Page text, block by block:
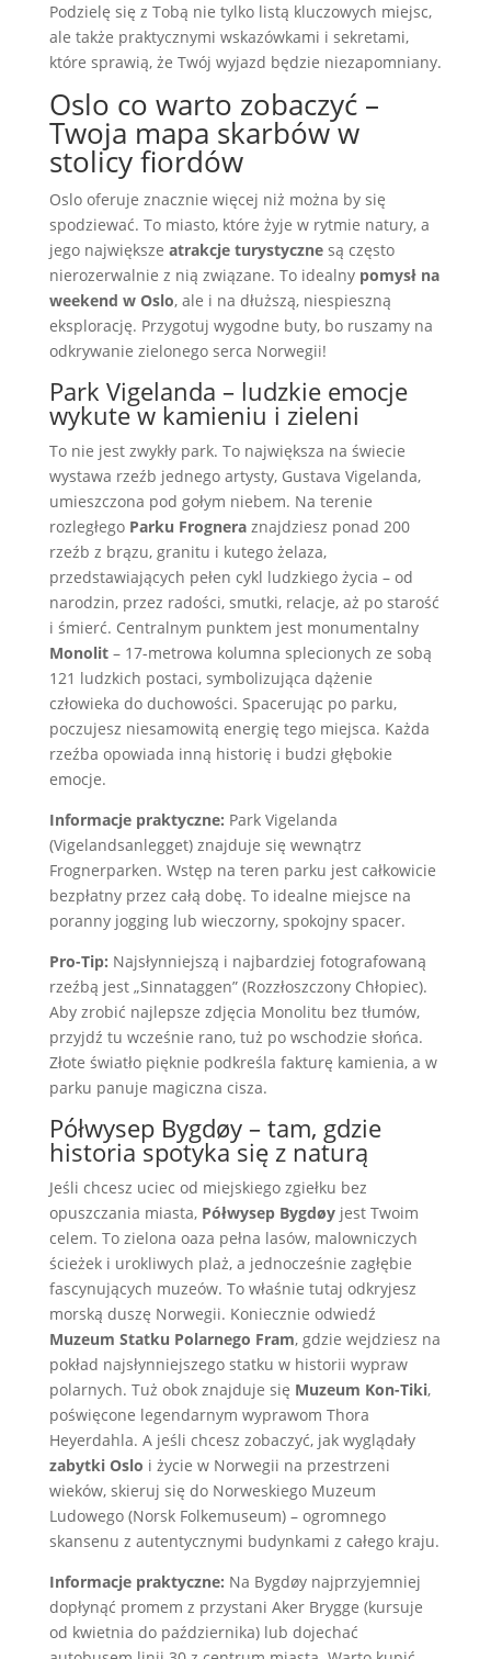
Podzielę się z Tobą nie tylko listą kluczowych miejsc,
ale także praktycznymi wskazówkami i sekretami,
które sprawią, że Twój wyjazd będzie niezapomniany.
Oslo co warto zobaczyć –
Twoja mapa skarbów w
stolicy fiordów
Oslo oferuje znacznie więcej niż można by się
spodziewać. To miasto, które żyje w rytmie natury, a
jego największe atrakcje turystycznesą często
nierozerwalnie z nią związane. To idealny pomysł na
weekend w Oslo, ale i na dłuższą, niespieszną
eksplorację. Przygotuj wygodne buty, bo ruszamy na
odkrywanie zielonego serca Norwegii!
Park Vigelanda – ludzkie emocje
wykute w kamieniu i zieleni
To nie jest zwykły park. To największa na świecie
wystawa rzeźb jednego artysty, Gustava Vigelanda,
umieszczona pod gołym niebem. Na terenie
rozległego Parku Frogneraznajdziesz ponad 200
rzeźb z brązu, granitu i kutego żelaza,
przedstawiających pełen cykl ludzkiego życia – od
narodzin, przez radości, smutki, relacje, aż po starość
i śmierć. Centralnym punktem jest monumentalny
Monolit– 17-metrowa kolumna splecionych ze sobą
121 ludzkich postaci, symbolizująca dążenie
człowieka do duchowości. Spacerując po parku,
poczujesz niesamowitą energię tego miejsca. Każda
rzeźba opowiada inną historię i budzi głębokie
emocje.
Informacje praktyczne: Park Vigelanda
(Vigelandsanlegget) znajduje się wewnątrz
Frognerparken. Wstęp na teren parku jest całkowicie
bezpłatny przez całą dobę. To idealne miejsce na
poranny jogging lub wieczorny, spokojny spacer.
Pro-Tip: Najsłynniejszą i najbardziej fotografowaną
rzeźbą jest „Sinnataggen” (Rozzłoszczony Chłopiec).
Aby zrobić najlepsze zdjęcia Monolitu bez tłumów,
przyjdź tu wcześnie rano, tuż po wschodzie słońca.
Złote światło pięknie podkreśla fakturę kamienia, a w
parku panuje magiczna cisza.
Półwysep Bygdøy – tam, gdzie
historia spotyka się z naturą
Jeśli chcesz uciec od miejskiego zgiełku bez
opuszczania miasta, Półwysep Bygdøyjest Twoim
celem. To zielona oaza pełna lasów, malowniczych
ścieżek i urokliwych plaż, a jednocześnie zagłębie
fascynujących muzeów. To właśnie tutaj odkryjesz
morską duszę Norwegii. Koniecznie odwiedź
Muzeum Statku Polarnego Fram, gdzie wejdziesz na
pokład najsłynniejszego statku w historii wypraw
polarnych. Tuż obok znajduje się Muzeum Kon-Tiki,
poświęcone legendarnym wyprawom Thora
Heyerdahla. A jeśli chcesz zobaczyć, jak wyglądały
zabytki Oslo i życie w Norwegii na przestrzeni
wieków, skieruj się do Norweskiego Muzeum
Ludowego (Norsk Folkemuseum) – ogromnego
skansenu z autentycznymi budynkami z całego kraju.
Informacje praktyczne: Na Bygdøy najprzyjemniej
dopłynąć promem z przystani Aker Brygge (kursuje
od kwietnia do października) lub dojechać